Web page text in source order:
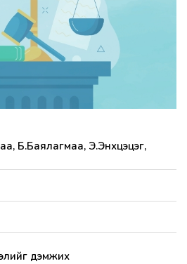
Б.Баялагмаа, Э.Энхцэцэг,
дэмжих